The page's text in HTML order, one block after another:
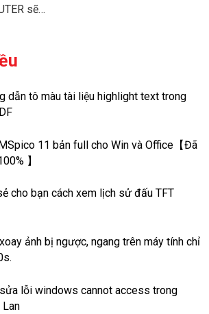
sẽ
dẫn tô màu tài liệu highlight text trong
11 bản full cho Win và Office【Đã
】
cho bạn cách xem lịch sử đấu TFT
ảnh bị ngược, ngang trên máy tính chỉ
lỗi windows cannot access trong
Lan